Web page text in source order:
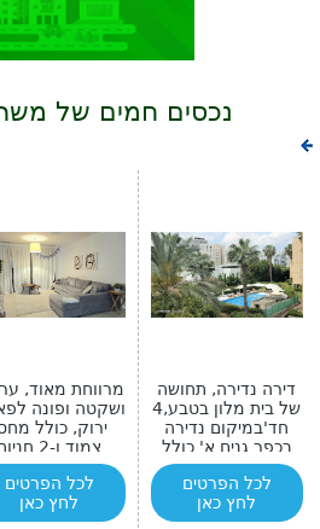
נכסים חמים של
מרווחת מאוד,
ושקטה ופונה
ירוק, כולל
צמוד ו-2 חניות
לכל הפרטים
לחץ כאן
דירה נדירה, תחושה
של בית מלון בטבע,4
חד'במיקום נדירה
בכפר גנים א' כולל
בריכה פרטית
לכל הפרטים
לחץ כאן